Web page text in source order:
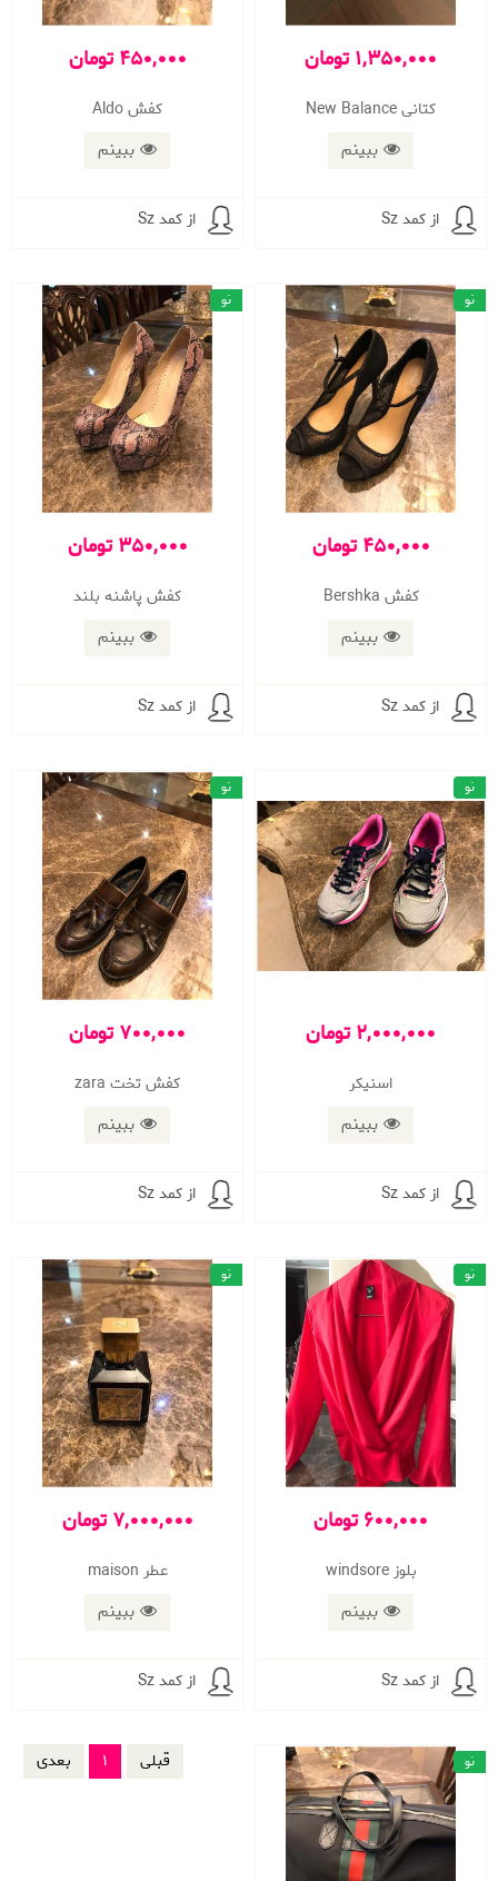
1,350,000 تومان
کتانی New Balance
ببینم
از کمد Sz
450,000 تومان
کفش Aldo
ببینم
از کمد Sz
450,000 تومان
کفش Bershka
ببینم
نو
از کمد Sz
350,000 تومان
کفش پاشنه بلند
ببینم
نو
از کمد Sz
2,000,000 تومان
اسنیکر
ببینم
نو
از کمد Sz
700,000 تومان
کفش تخت zara
ببینم
نو
از کمد Sz
600,000 تومان
بلوز windsore
ببینم
نو
از کمد Sz
7,000,000 تومان
عطر maison
ببینم
نو
از کمد Sz
نو قبلی 1 بعدی